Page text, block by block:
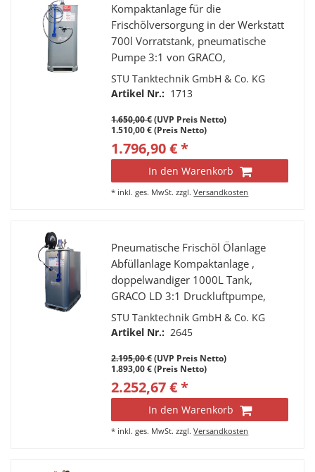
Kompaktanlage für die
Frischölversorgung in der Werkstatt
700l Vorratstank, pneumatische
Pumpe 3:1 von GRACO,
Druckminderer, Manometer und
Wasserabscheider, Schlauch
STU Tanktechnik GmbH & Co. KG
Artikel Nr.: 1713
1.650,00 €(UVP Preis Netto)
1.510,00 € (Preis Netto)
1.796,90 € *
In den Warenkorb
* inkl. ges. MwSt. zzgl.Versandkosten
Pneumatische Frischöl Ölanlage
Abfüllanlage Kompaktanlage ,
doppelwandiger 1000L Tank,
GRACO LD 3:1 Druckluftpumpe,
PIUSI Schlauchaufroller mit 10m
Hochdruckschlauch,
Auslauf
STU Tanktechnik GmbH & Co. KG
Artikel Nr.: 2645
2.195,00 €(UVP Preis Netto)
1.893,00 € (Preis Netto)
2.252,67 € *
In den Warenkorb
* inkl. ges. MwSt. zzgl.Versandkosten